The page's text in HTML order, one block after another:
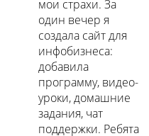
мои страхи. За
один вечер я
создала сайт для
инфобизнеса:
добавила
программу, видео-
уроки, домашние
задания, чат
поддержки. Ребята